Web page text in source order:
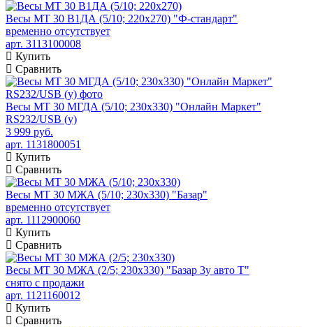
Весы МТ 30 В1ДА (5/10; 220x270) "Ф-стандарт"
временно отсутствует
арт. 3113100008
Купить
Сравнить
Весы МТ 30 МГДА (5/10; 230х330) "Онлайн Маркет"
RS232/USB (у)
3 999 руб.
арт. 1131800051
Купить
Сравнить
Весы МТ 30 МЖА (5/10; 230х330) "Базар"
временно отсутствует
арт. 1112900060
Купить
Сравнить
Весы МТ 30 МЖА (2/5; 230х330) "Базар 3у авто Т"
снято с продажи
арт. 1121160012
Купить
Сравнить